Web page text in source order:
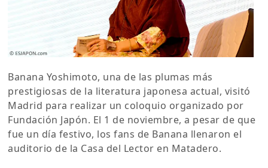
Banana Yoshimoto, una de las plumas más
prestigiosas de la literatura japonesa actual, visitó
Madrid para realizar un coloquio organizado por
Fundación Japón. El 1 de noviembre, a pesar de que
fue un día festivo, los fans de Banana llenaron el
auditorio de la Casa del Lector en Matadero.